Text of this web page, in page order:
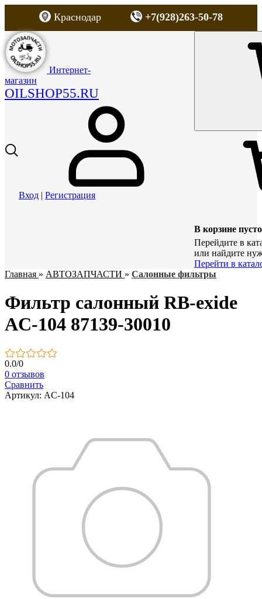
Краснодар +7(928)263-50-78
Интернет-
магазин
OILSHOP55.RU
Вход | Регистрация
В корзине пусто
Перейдите в
или найдите
Перейти в
Главная » АВТОЗАПЧАСТИ » Салонные фильтры
Фильтр салонный RB-exide
AC-104 87139-30010
0.0/0
0 отзывов
Сравнить
Артикул: AC-104